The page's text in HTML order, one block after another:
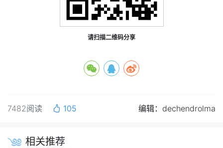
请扫描二维码分享
7482阅读 105 编辑：dechendrolma
相关推荐